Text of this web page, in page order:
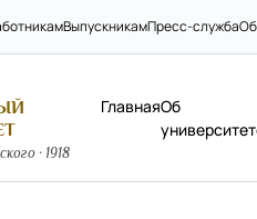
ВыпускникамПресс-служба
· 1918
ГлавнаяОб